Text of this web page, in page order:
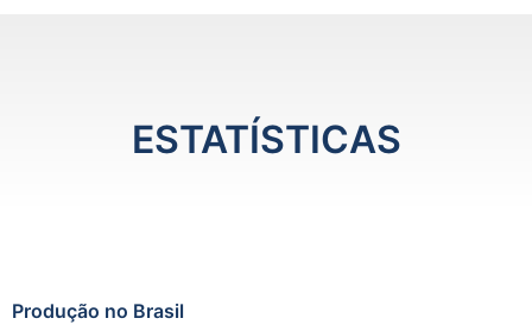
ESTATÍSTICAS
Produção no Brasil